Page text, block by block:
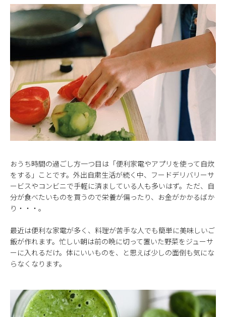
おうち時間の過ごし方一つ目は「便利家電やアプリを使って自炊
をする」ことです。外出自粛生活が続く中、フードデリバリーサ
ービスやコンビニで手軽に済ましている人も多いはず。ただ、自
分が食べたいものを買うので栄養が偏ったり、お金がかかるばか
り・・・。
最近は便利な家電が多く、料理が苦手な人でも簡単に美味しいご
飯が作れます。忙しい朝は前の晩に切って置いた野菜をジューサ
ーに入れるだけ。体にいいものを、と思えば少しの面倒も気にな
らなくなります。